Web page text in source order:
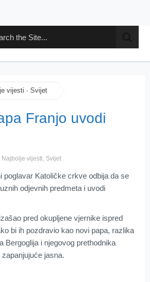
vijesti · Svijet
Franjo uvodi
Najbolje vijesti, Svijet
poglavar Katoličke crkve odbija da se
odjevnih predmeta i uvodi
pred okupljene vjernike ispred
bi ih pozdravio kao novi papa, razlika
Bergoglija i njegovog prethodnika
jasna.